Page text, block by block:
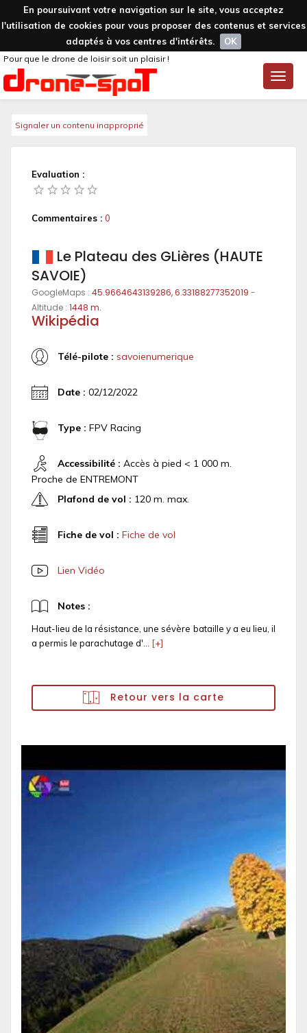
En poursuivant votre navigation sur le site, vous acceptez
l'utilisation de cookies pour vous proposer des contenus et services
adaptés à vos centres d'intérêts.
OK
Toggle
Pour que le drone de loisir soit un plaisir !
Signaler un contenu inapproprié
Evaluation :
Commentaires : 0
Le Plateau des GLières (HAUTE
SAVOIE)
GoogleMaps : 45.9664643139286, 6.33188277352019 -
Altitude : 1448 m.
Wikipédia
Télé-pilote : savoienumerique
Date : 02/12/2022
Type : FPV Racing
Accessibilité : Accès à pied < 1 000 m.
Proche de ENTREMONT
Plafond de vol : 120 m. max.
Fiche de vol : Fiche de vol
Lien Vidéo
Notes :
Haut-lieu de la résistance, une sévère bataille y a eu lieu, il
a permis le parachutage d'... [+]
Retour vers la carte